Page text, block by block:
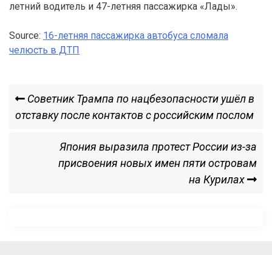
летний водитель и 47-летняя пассажирка «Лады».
Source: 16-летняя пассажирка автобуса сломала
челюсть в ДТП
Навигация
записям
Previous
Post
Советник Трампа по нацбезопасности ушёл в
отставку после контактов с российским послом
Япония выразила протест России из-за
присвоения новых имен пяти островам
на Курилах